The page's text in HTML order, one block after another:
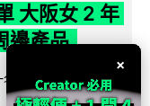
大阪女 2 年
邊產品
32 歲大阪女子，
JUMP
×